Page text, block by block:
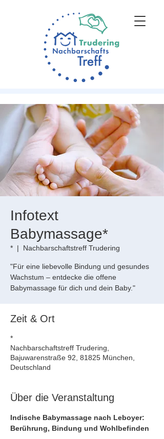
Infotext
Babymassage*
*
  |
Nachbarschaftstreff Trudering
"Für eine liebevolle Bindung und gesundes
Wachstum – entdecke die offene
Babymassage für dich und dein Baby."
Zeit & Ort
*
Nachbarschaftstreff Trudering,
Bajuwarenstraße 92, 81825 München,
Deutschland
Über die Veranstaltung
Indische Babymassage nach Leboyer:
Berührung, Bindung und Wohlbefinden